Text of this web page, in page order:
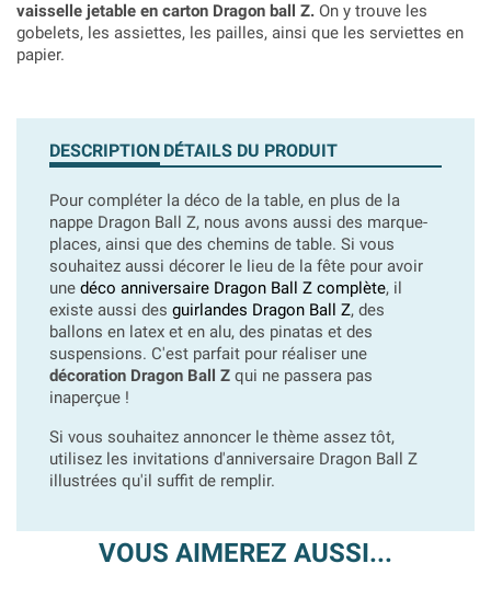
vaisselle jetable en carton Dragon ball Z. On y trouve les
gobelets, les assiettes, les pailles, ainsi que les serviettes en
papier.
DESCRIPTION DÉTAILS DU PRODUIT
Pour compléter la déco de la table, en plus de la
nappe Dragon Ball Z, nous avons aussi des marque-
places, ainsi que des chemins de table. Si vous
souhaitez aussi décorer le lieu de la fête pour avoir
une déco anniversaire Dragon Ball Z complète, il
existe aussi des guirlandes Dragon Ball Z, des
ballons en latex et en alu, des pinatas et des
suspensions. C'est parfait pour réaliser une
décoration Dragon Ball Z qui ne passera pas
inaperçue !
Si vous souhaitez annoncer le thème assez tôt,
utilisez les invitations d'anniversaire Dragon Ball Z
illustrées qu'il suffit de remplir.
VOUS AIMEREZ AUSSI...